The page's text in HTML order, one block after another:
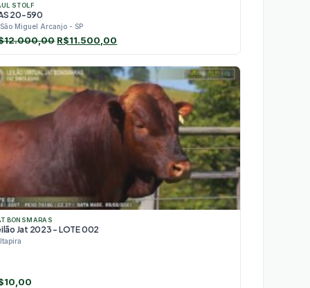
STOLF
20-590
São Miguel Arcanjo - SP
12.000,00 O
original
era:
R$12.000,00.
R$11.500,00
atual
é:
R$11.500,00.
BONSMARAS
Jat 2023 - LOTE 002
Itapira
10,00